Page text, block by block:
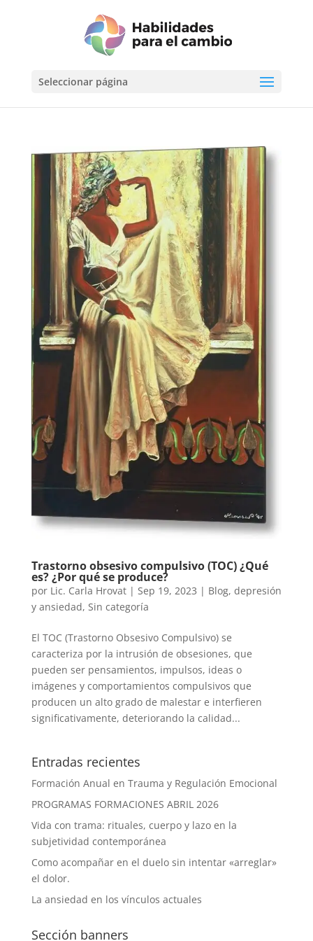
Seleccionar página
Trastorno obsesivo compulsivo (TOC) ¿Qué
es? ¿Por qué se produce?
por Lic. Carla Hrovat| Sep 19, 2023 | Blog, depresión
y ansiedad, Sin categoría
El TOC (Trastorno Obsesivo Compulsivo) se
caracteriza por la intrusión de obsesiones, que
pueden ser pensamientos, impulsos, ideas o
imágenes y comportamientos compulsivos que
producen un alto grado de malestar e interfieren
significativamente, deteriorando la calidad...
Entradas recientes
Formación Anual en Trauma y Regulación Emocional
PROGRAMAS FORMACIONES ABRIL 2026
Vida con trama: rituales, cuerpo y lazo en la
subjetividad contemporánea
Como acompañar en el duelo sin intentar «arreglar»
el dolor.
La ansiedad en los vínculos actuales
Sección banners